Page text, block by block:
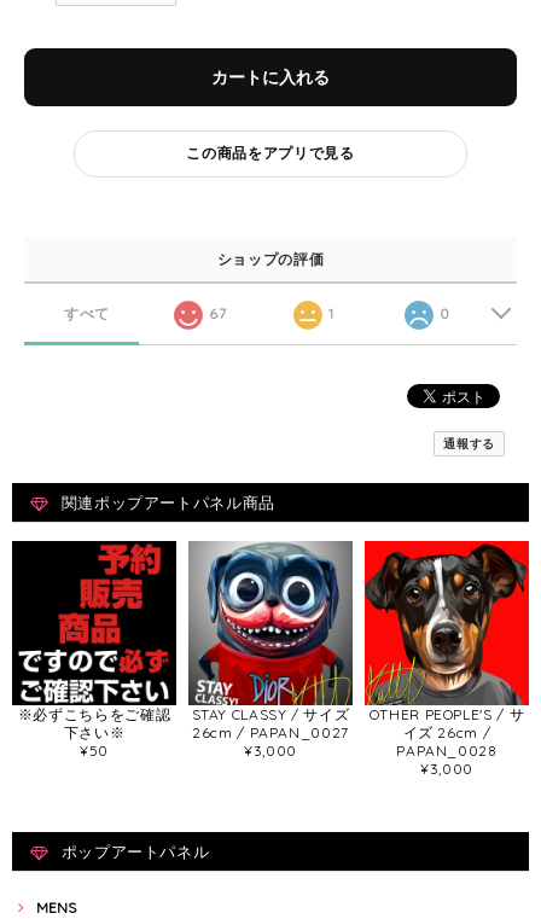
カートに入れる
この商品をアプリで見る
ショップの評価
すべて 67 1 0
通報する
関連ポップアートパネル商品
※必ずこちらをご確認
下さい※
¥50
STAY CLASSY / サイズ
26cm / PAPAN_0027
¥3,000
OTHER PEOPLE'S / サ
イズ 26cm /
PAPAN_0028
¥3,000
ポップアートパネル
MENS